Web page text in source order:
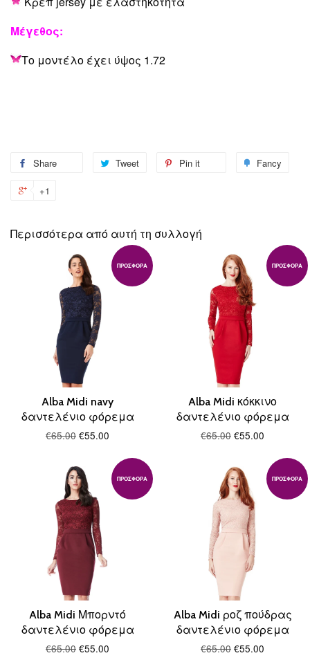
Μέγεθος:
Το μοντέλο έχει ύψος 1.72
Share
Share
Tweet
Tweet
Pin it Fancy
+1
Google
Plus
Περισσότερα από αυτή τη συλλογή
ΠΡΟΣΦΟΡΆ
Alba Midi navy
δαντελένιο φόρεμα
€65.00 €55.00
ΠΡΟΣΦΟΡΆ
Alba Midi κόκκινο
δαντελένιο φόρεμα
€65.00 €55.00
ΠΡΟΣΦΟΡΆ
Alba Midi Μπορντό
δαντελένιο φόρεμα
€65.00 €55.00
ΠΡΟΣΦΟΡΆ
Alba Midi ροζ πούδρας
δαντελένιο φόρεμα
€65.00 €55.00